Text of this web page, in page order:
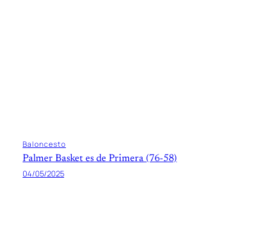
Baloncesto
Palmer Basket es de Primera (76-58)
04/05/2025